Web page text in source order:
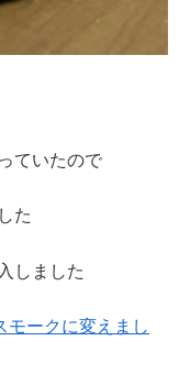
ていたので
た
しました
モークに変えまし